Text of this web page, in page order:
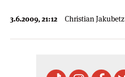
3.6.2009, 21:12 Christian Jakubetz